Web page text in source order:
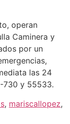
operan
Caminera y
por un
las 24
730 y 55533.
, mariscallopez,